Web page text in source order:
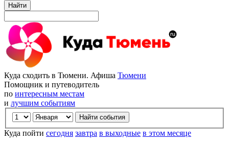
Найти
Куда сходить в Тюмени. Афиша Тюмени
Помощник и путеводитель
по интересным местам
и лучшим событиям
Куда пойти сегодня завтра в выходные в этом месяце